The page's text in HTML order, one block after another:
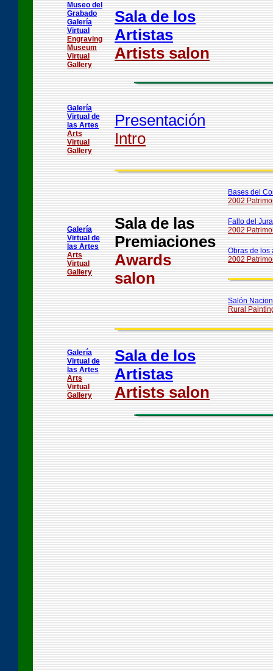
Museo del
Grabado
Galería
Virtual
Engraving
Museum
Virtual
Gallery
Sala de los
Artistas
Artists salon
Galería
Virtual de
las Artes
Arts
Virtual
Gallery
Presentación
Intro
Galería
Virtual de
las Artes
Arts
Virtual
Gallery
Sala de las
Premiaciones
Awards
salon
Bases del
2002
Fallo del
2002
Obras de los
2002
Salón
Rural
Galería
Virtual de
las Artes
Arts
Virtual
Gallery
Sala de los
Artistas
Artists salon